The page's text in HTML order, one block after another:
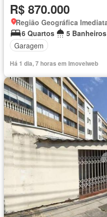
R$ 870.000
6 Quartos
5 Banheiros
Garagem
Há 1 dia, 7 horas em Imovelweb